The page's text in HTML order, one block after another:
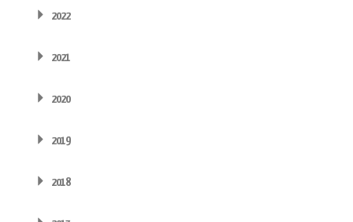
2022
2021
2020
2019
2018